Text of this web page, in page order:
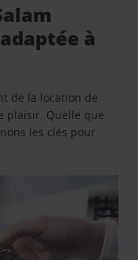
à
de la location de
plaisir. Quelle que
les clés pour